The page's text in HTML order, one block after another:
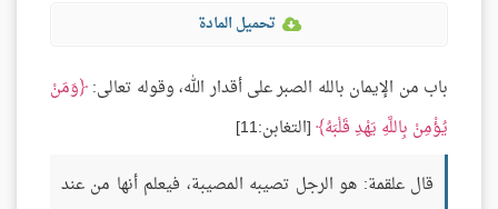
تحميل المادة
باب من الإيمان بالله الصبر على أقدار الله، وقوله تعالى: وَمَنْ
يُؤْمِنْ بِاللَّهِ يَهْدِ قَلْبَهُ [التغابن:11]
قال علقمة: هو الرجل تصيبه المصيبة، فيعلم أنها من عند